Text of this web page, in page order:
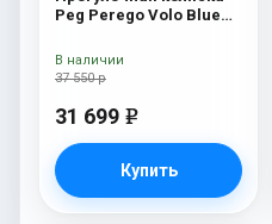
Peg Perego Volo Blue
37 550 р
31 699 e
Купить
В наличии